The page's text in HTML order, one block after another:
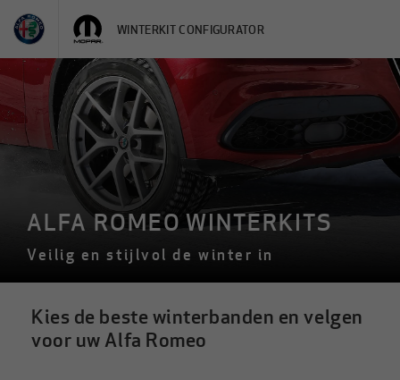
WINTERKIT CONFIGURATOR
ALFA ROMEO WINTERKITS
Veilig en stijlvol de winter in
Kies de beste winterbanden en velgen
voor uw Alfa Romeo